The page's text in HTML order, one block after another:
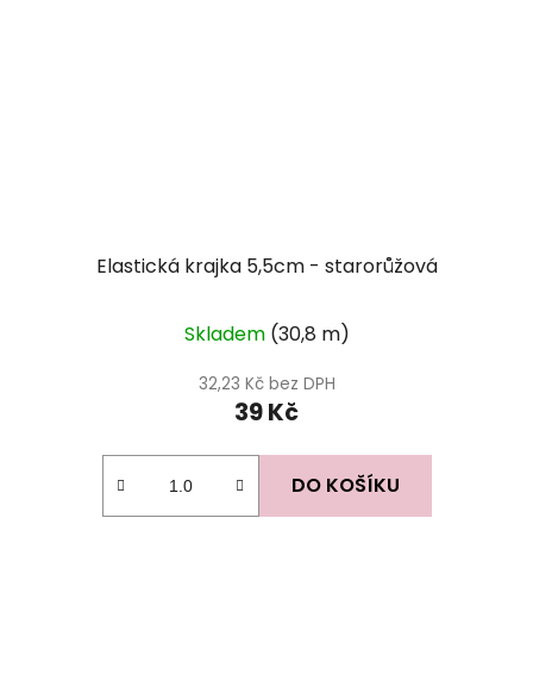
Elastická krajka 5,5cm - starorůžová
Skladem (30,8 m)
32,23 Kč bez DPH
39 Kč
DO KOŠÍKU